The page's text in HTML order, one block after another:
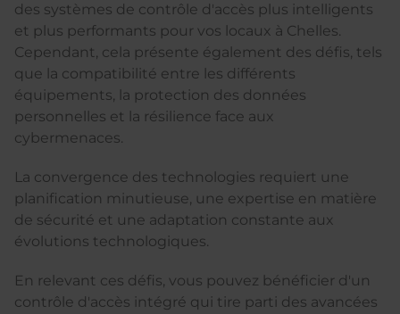
des systèmes de contrôle d'accès plus intelligents
et plus performants pour vos locaux à Chelles.
Cependant, cela présente également des défis, tels
que la compatibilité entre les différents
équipements, la protection des données
personnelles et la résilience face aux
cybermenaces.
La convergence des technologies requiert une
planification minutieuse, une expertise en matière
de sécurité et une adaptation constante aux
évolutions technologiques.
En relevant ces défis, vous pouvez bénéficier d'un
contrôle d'accès intégré qui tire parti des avancées